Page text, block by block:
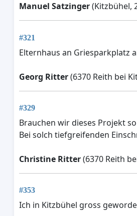
Manuel Satzinger(Kitzbühel,
#321
Elternhaus an Griesparkplatz
Georg Ritter(6370 Reith bei
#329
Brauchen wir dieses Projekt
Bei solch tiefgreifenden
Christine Ritter(6370 Reith
#353
Ich in Kitzbühel gross